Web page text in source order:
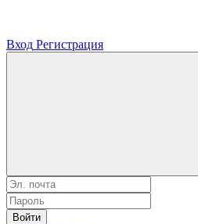
Вход Регистрация
Войти